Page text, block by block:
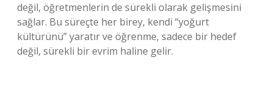
değil, öğretmenlerin de sürekli olarak gelişmesini
sağlar. Bu süreçte her birey, kendi “yoğurt
kültürünü” yaratır ve öğrenme, sadece bir hedef
değil, sürekli bir evrim haline gelir.